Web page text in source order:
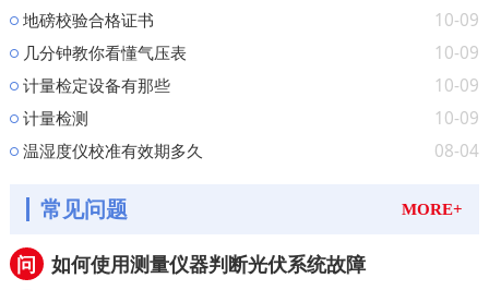
地磅校验合格证书 10-09
几分钟教你看懂气压表 10-09
计量检定设备有那些 10-09
计量检测 10-09
温湿度仪校准有效期多久 08-04
MORE+
常见问题
问 如何使用测量仪器判断光伏系统故障